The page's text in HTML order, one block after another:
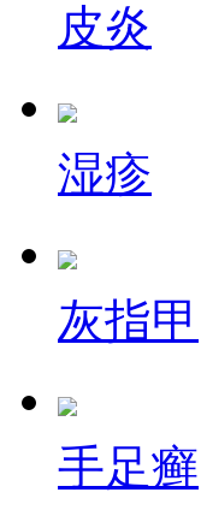
皮炎
湿疹
灰指甲
手足癣